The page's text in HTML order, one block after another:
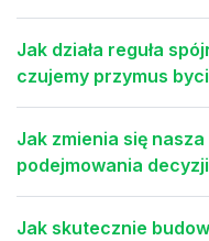
Jak działa reguła
czujemy przymus
Jak zmienia się
podejmowania
Jak skutecznie